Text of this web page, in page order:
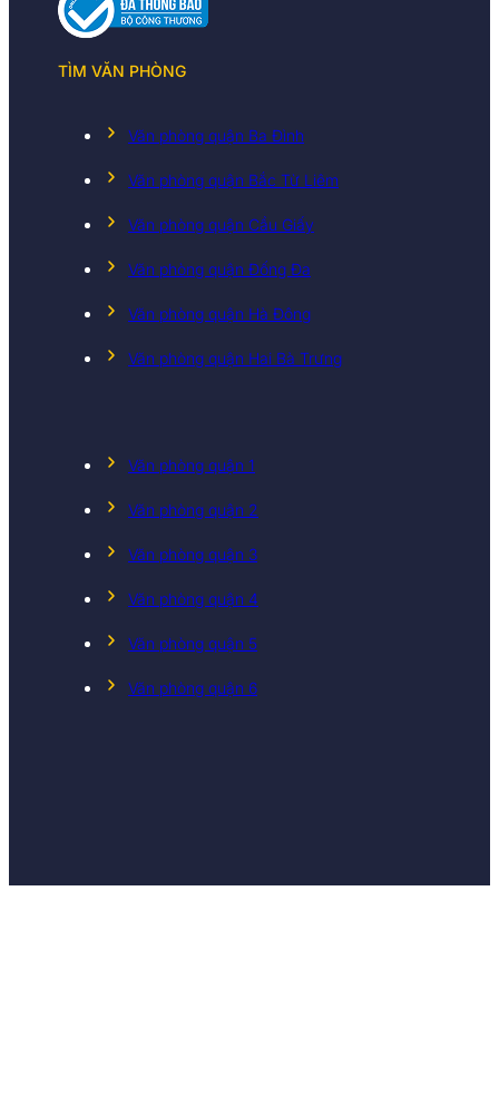
TÌM VĂN PHÒNG
Văn phòng quận Ba Đình
Văn phòng quận Bắc Từ Liêm
Văn phòng quận Cầu Giấy
Văn phòng quận Đống Đa
Văn phòng quận Hà Đông
Văn phòng quận Hai Bà Trưng
Văn phòng quận 1
Văn phòng quận 2
Văn phòng quận 3
Văn phòng quận 4
Văn phòng quận 5
Văn phòng quận 6